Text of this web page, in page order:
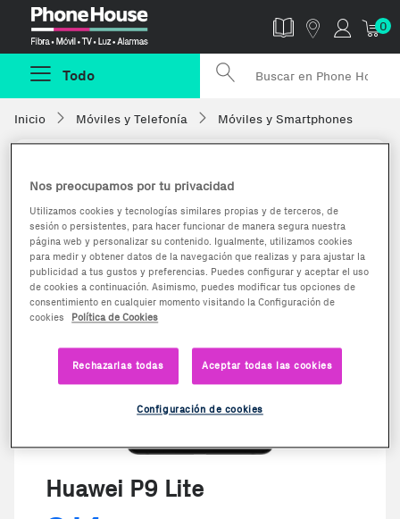
0
Todo
Inicio Móviles y Telefonía Móviles y Smartphones
Huawei P9 Lite
Nos preocupamos por tu privacidad
Utilizamos cookies y tecnologías similares propias y de terceros, de
sesión o persistentes, para hacer funcionar de manera segura nuestra
página web y personalizar su contenido. Igualmente, utilizamos cookies
para medir y obtener datos de la navegación que realizas y para ajustar la
publicidad a tus gustos y preferencias. Puedes configurar y aceptar el uso
de cookies a continuación. Asimismo, puedes modificar tus opciones de
consentimiento en cualquier momento visitando la Configuración de
cookies
Política de Cookies
Rechazarlas todas Aceptar todas las cookies
Configuración de cookies